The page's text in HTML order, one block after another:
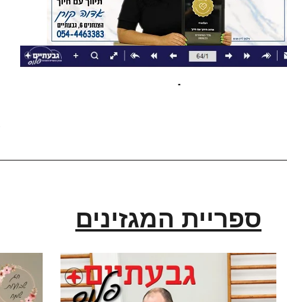
ספריית המגזינים